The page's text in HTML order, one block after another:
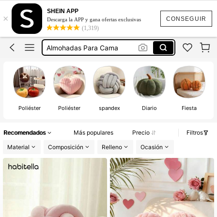
CONSEGUIR
×
SHEIN APP
Descarga la APP y gana ofertas exclusivas
(1,319)
Cojines
Almohadas Para Cama
Cojines Para Cama
Cojines Para Decorar Sala
Cojines
Poliéster Poliéster spandex Diario Fiesta
Recomendados Más populares Precio
Filtros
Material
Composición Relleno Ocasión